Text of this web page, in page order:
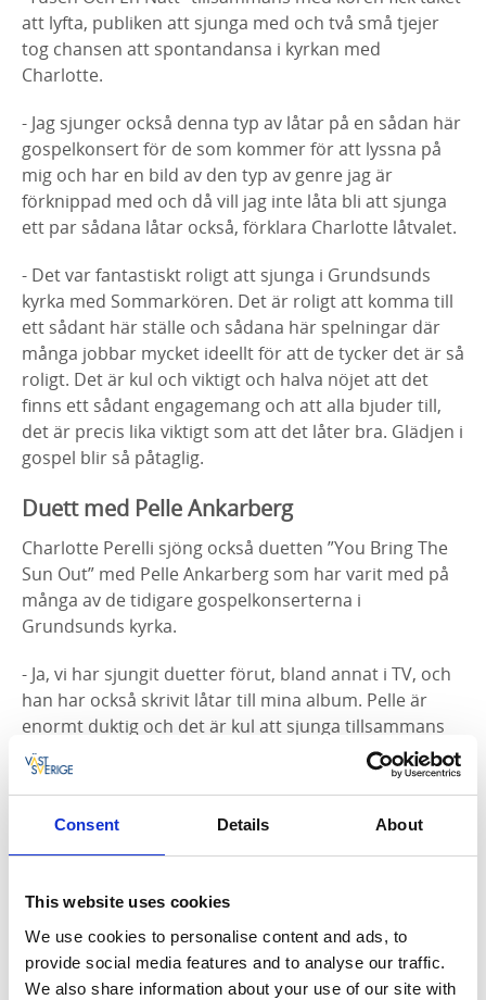
Consent Details About
This website uses cookies
We use cookies to personalise content and ads, to
provide social media features and to analyse our traffic.
We also share information about your use of our site with
att lyfta, publiken att sjunga med och två små tjejer
tog chansen att spontandansa i kyrkan med
Charlotte.
- Jag sjunger också denna typ av låtar på en sådan här
gospelkonsert för de som kommer för att lyssna på
mig och har en bild av den typ av genre jag är
förknippad med och då vill jag inte låta bli att sjunga
ett par sådana låtar också, förklara Charlotte låtvalet.
- Det var fantastiskt roligt att sjunga i Grundsunds
kyrka med Sommarkören. Det är roligt att komma till
ett sådant här ställe och sådana här spelningar där
många jobbar mycket ideellt för att de tycker det är så
roligt. Det är kul och viktigt och halva nöjet att det
finns ett sådant engagemang och att alla bjuder till,
det är precis lika viktigt som att det låter bra. Glädjen i
gospel blir så påtaglig.
Duett med Pelle Ankarberg
Charlotte Perelli sjöng också duetten ”You Bring The
Sun Out” med Pelle Ankarberg som har varit med på
många av de tidigare gospelkonserterna i
Grundsunds kyrka.
- Ja, vi har sjungit duetter förut, bland annat i TV, och
han har också skrivit låtar till mina album. Pelle är
enormt duktig och det är kul att sjunga tillsammans
med honom.
Charlotte med familj valde att stanna kvar på Skaftö
efter konserterna på onsdag kväll innan det var dags
att bege sig vidare till Ronneby för fredagens show på
- Det är ju inget bad och solväder idag, men vi har
spelat minigolf och strosat runt i samhället
Fiskebäckskil och tittat på kyrkan där. Det vore